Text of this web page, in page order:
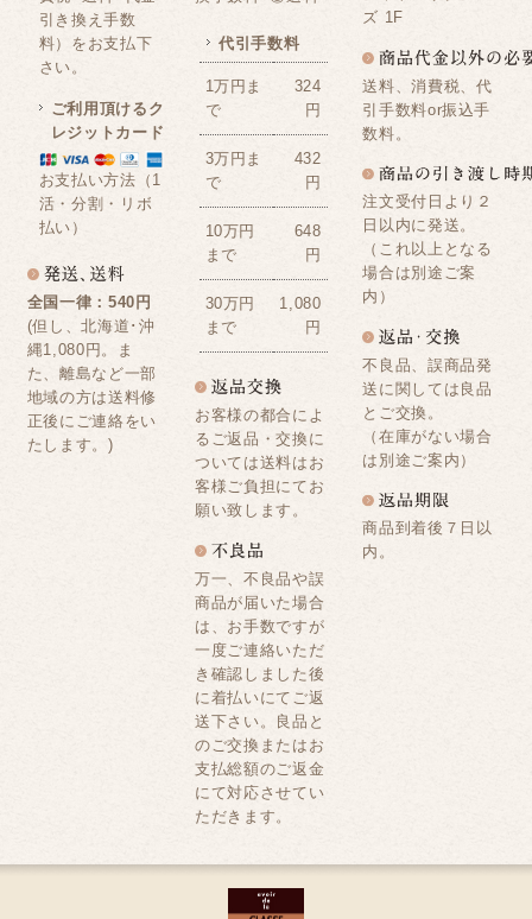
引き換え手数
料）をお支払下
さい。
ご利用頂けるク
レジットカード
お支払い方法（1
活・分割・リボ
払い）
全国一律：540円
(但し、北海道･沖
縄1,080円。ま
た、離島など一部
地域の方は送料修
正後にご連絡をい
たします。)
代引手数料
1万円ま
で
324
円
3万円ま
で
432
円
10万円
まで
648
円
30万円
まで
1,080
円
お客様の都合によ
るご返品・交換に
ついては送料はお
客様ご負担にてお
願い致します。
万一、不良品や誤
商品が届いた場合
は、お手数ですが
一度ご連絡いただ
き確認しました後
に着払いにてご返
送下さい。良品と
のご交換またはお
支払総額のご返金
にて対応させてい
ただきます。
ズ 1F
送料、消費税、代
引手数料or振込手
数料。
注文受付日より２
日以内に発送。
（これ以上となる
場合は別途ご案
内）
不良品、誤商品発
送に関しては良品
とご交換。
（在庫がない場合
は別途ご案内）
商品到着後７日以
内。